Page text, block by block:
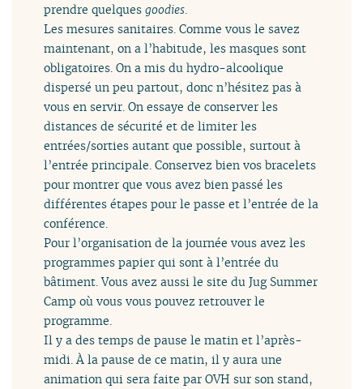
prendre quelquesgoodies
Les mesures sanitaires. Comme vous le savez
maintenant, on a l’habitude, les masques sont
obligatoires. On a mis du hydro-alcoolique
dispersé un peu partout, donc n’hésitez pas à
vous en servir. On essaye de conserver les
distances de sécurité et de limiter les
entrées/sorties autant que possible, surtout à
l’entrée principale. Conservez bien vos bracelets
pour montrer que vous avez bien passé les
différentes étapes pour le passe et l’entrée de la
conférence.
Pour l’organisation de la journée vous avez les
programmes papier qui sont à l’entrée du
bâtiment. Vous avez aussi le site du Jug Summer
Camp où vous vous pouvez retrouver le
programme.
Il y a des temps de pause le matin et l’après-
midi. À la pause de ce matin, il y aura une
animation qui sera faite par OVH sur son stand,